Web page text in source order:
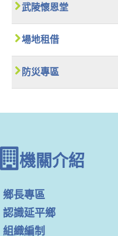
武陵懷恩堂
場地租借
防災專區
機關介紹
鄉長專區
認識延平鄉
組織編制